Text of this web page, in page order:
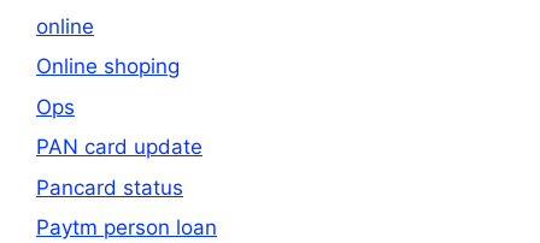
online
Online shoping
Ops
PAN card update
Pancard status
Paytm person loan